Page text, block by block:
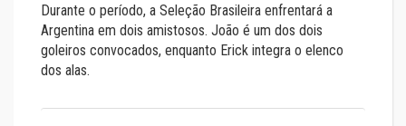
Durante o período, a Seleção Brasileira enfrentará a
Argentina em dois amistosos. João é um dos dois
goleiros convocados, enquanto Erick integra o elenco
dos alas.